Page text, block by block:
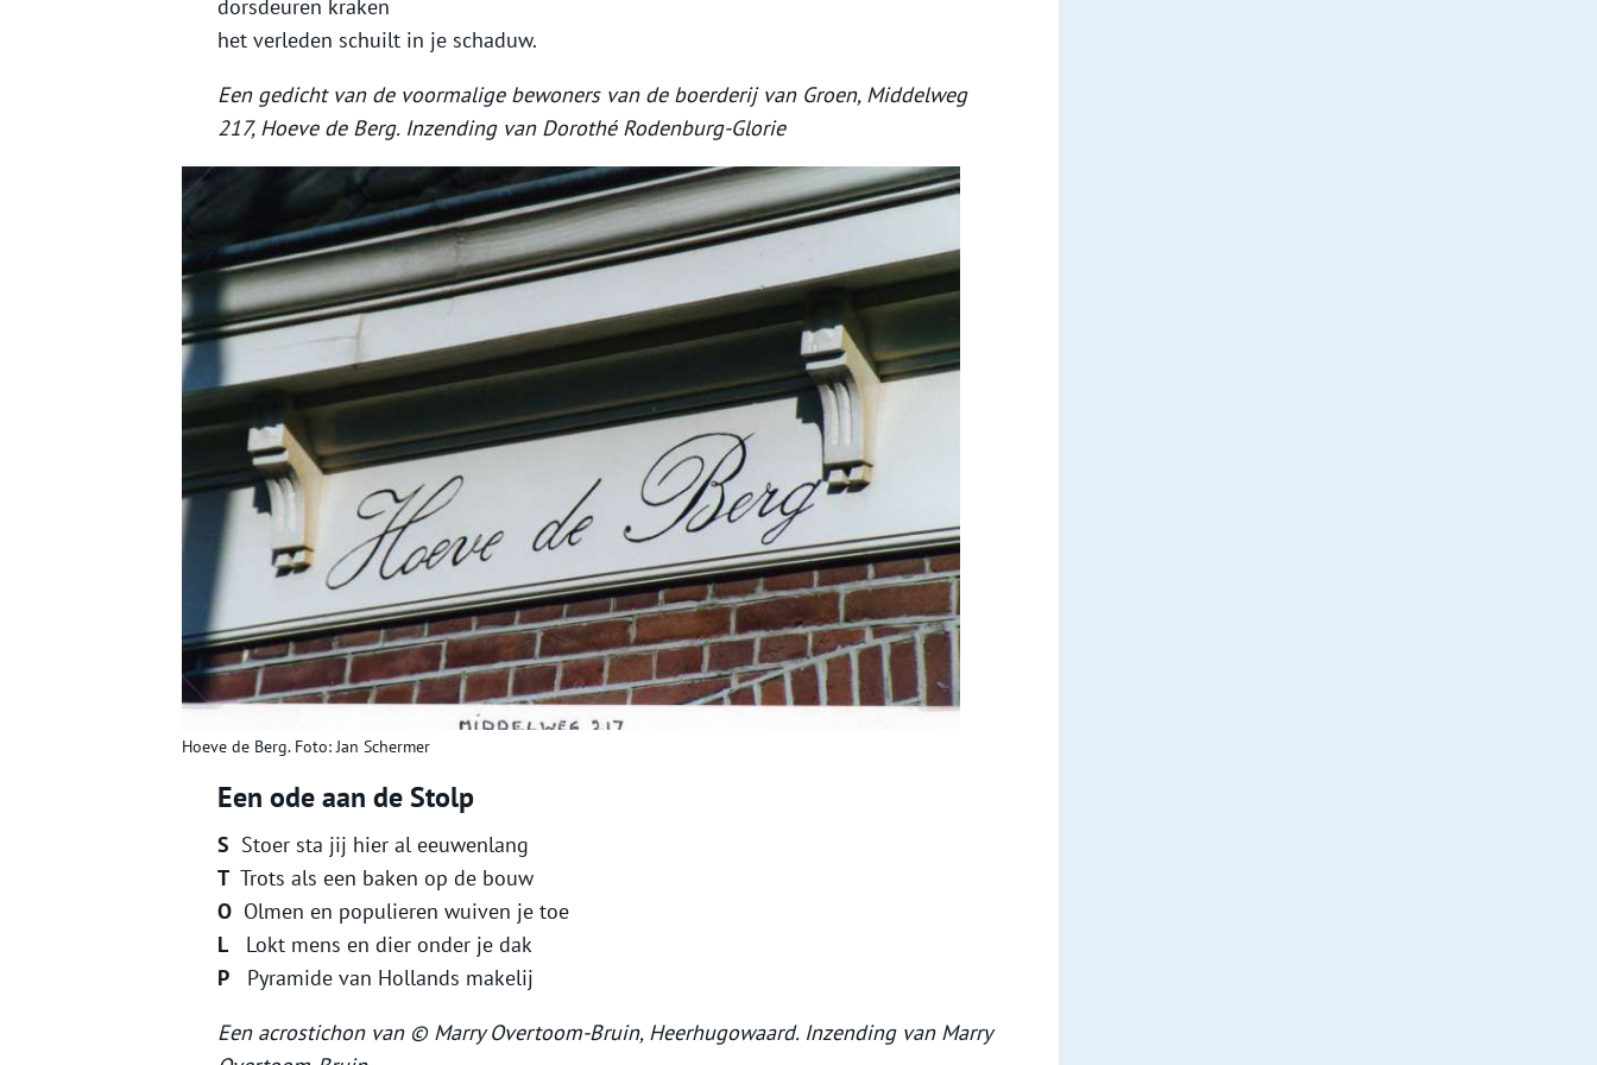
dorsdeuren kraken
het verleden schuilt in je schaduw.
Een gedicht van de voormalige bewoners van de boerderij van Groen, Middelweg
217, Hoeve de Berg. Inzending van Dorothé Rodenburg-Glorie
Hoeve de Berg. Foto: Jan Schermer
Een ode aan de Stolp
S Stoer sta jij hier al eeuwenlang
T Trots als een baken op de bouw
O Olmen en populieren wuiven je toe
L Lokt mens en dier onder je dak
P Pyramide van Hollands makelij
Een acrostichon van © Marry Overtoom-Bruin, Heerhugowaard. Inzending van Marry